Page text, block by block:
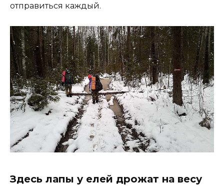
отправиться каждый.
Здесь лапы у елей дрожат на весу